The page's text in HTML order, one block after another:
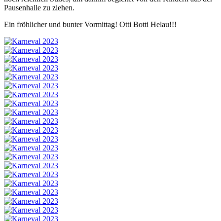
Pausenhalle zu ziehen.
Ein fröhlicher und bunter Vormittag! Otti Botti Helau!!!